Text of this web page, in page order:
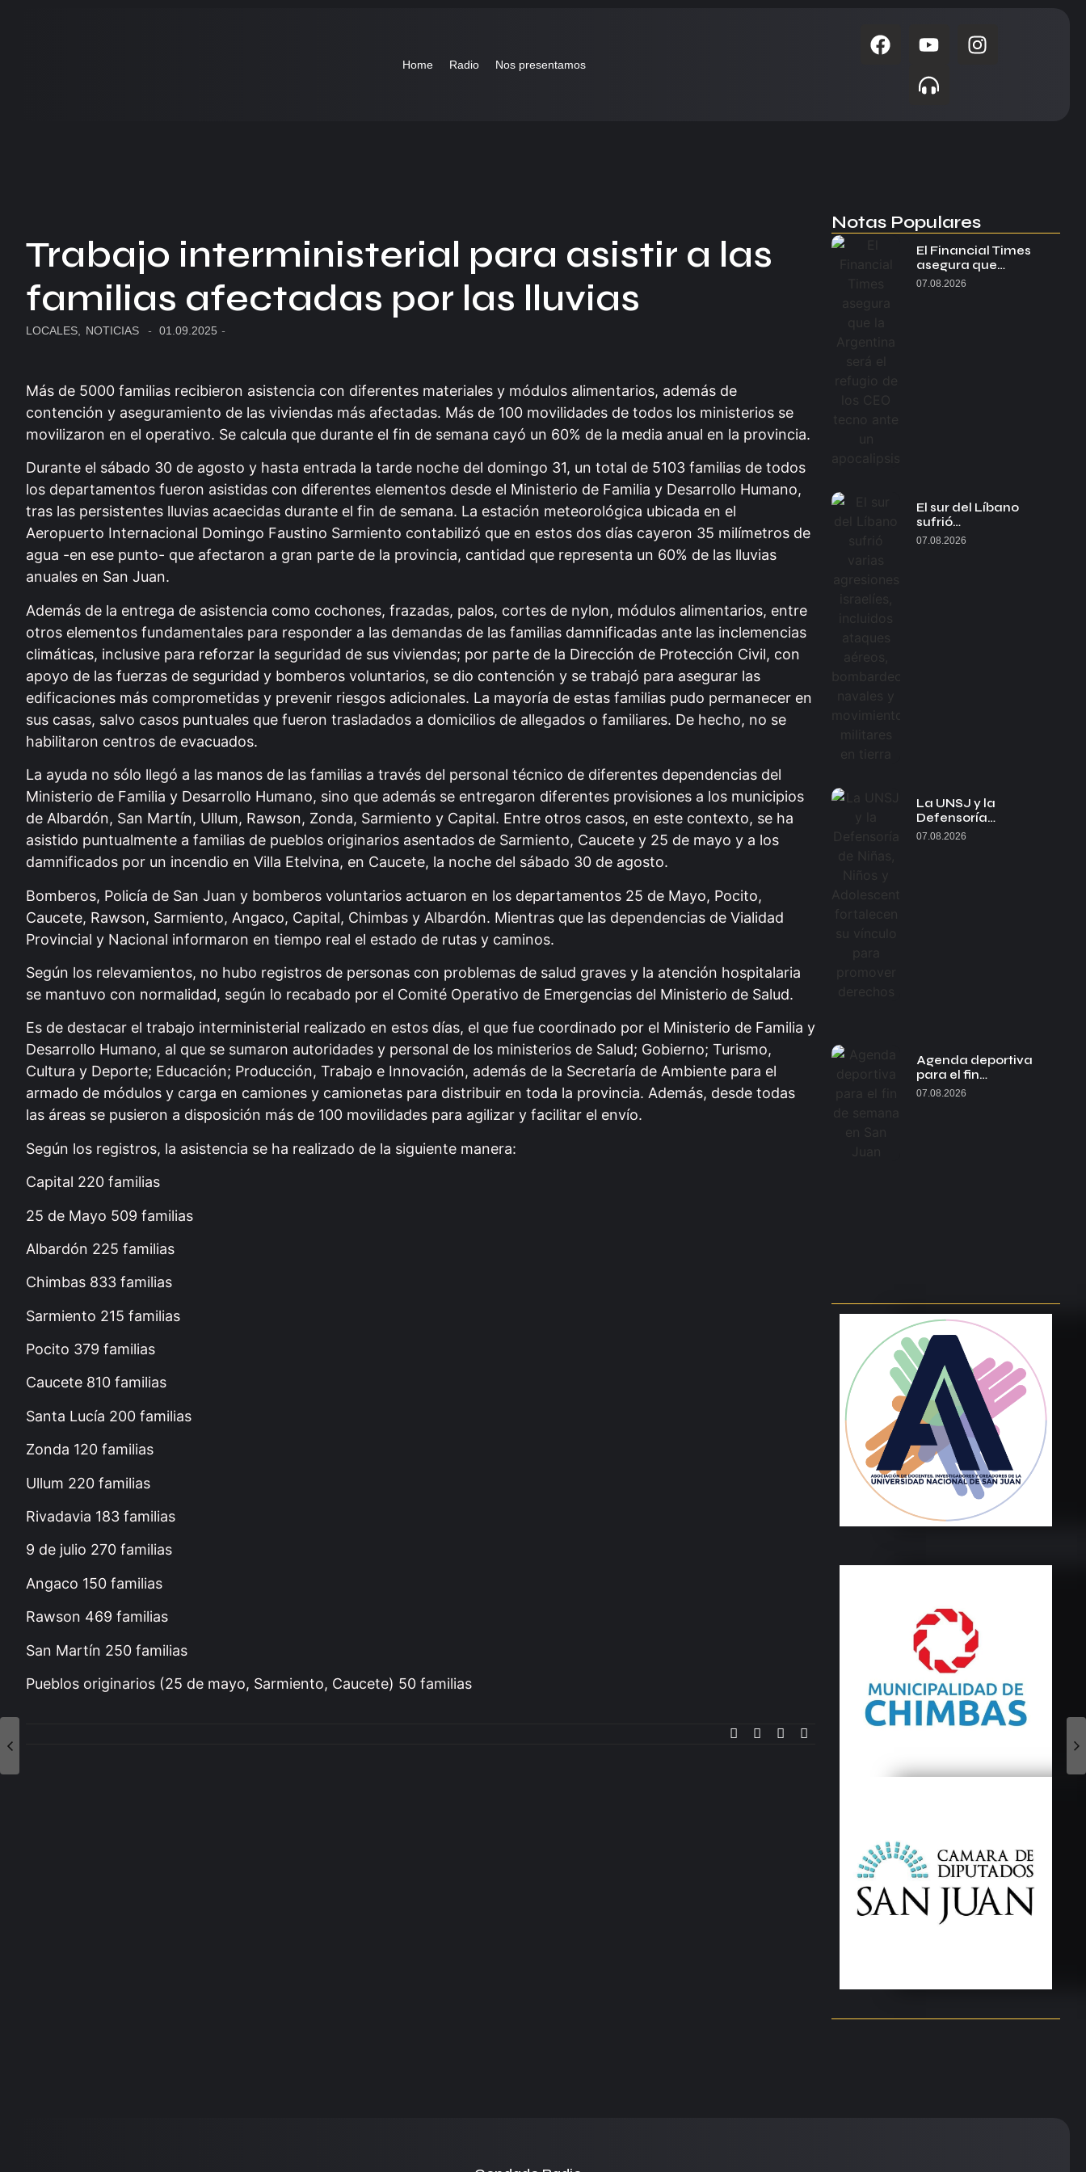
Home Radio Nos presentamos
Trabajo interministerial para asistir a las
familias afectadas por las lluvias
LOCALES NOTICIAS - 01.09.2025 -
Más de 5000 familias recibieron asistencia con diferentes materiales y módulos alimentarios, además de
contención y aseguramiento de las viviendas más afectadas. Más de 100 movilidades de todos los ministerios se
movilizaron en el operativo. Se calcula que durante el fin de semana cayó un 60% de la media anual en la provincia.
Durante el sábado 30 de agosto y hasta entrada la tarde noche del domingo 31, un total de 5103 familias de todos
los departamentos fueron asistidas con diferentes elementos desde el Ministerio de Familia y Desarrollo Humano,
tras las persistentes lluvias acaecidas durante el fin de semana. La estación meteorológica ubicada en el
Aeropuerto Internacional Domingo Faustino Sarmiento contabilizó que en estos dos días cayeron 35 milímetros de
agua -en ese punto- que afectaron a gran parte de la provincia, cantidad que representa un 60% de las lluvias
anuales en San Juan.
Además de la entrega de asistencia como cochones, frazadas, palos, cortes de nylon, módulos alimentarios, entre
otros elementos fundamentales para responder a las demandas de las familias damnificadas ante las inclemencias
climáticas, inclusive para reforzar la seguridad de sus viviendas; por parte de la Dirección de Protección Civil, con
apoyo de las fuerzas de seguridad y bomberos voluntarios, se dio contención y se trabajó para asegurar las
edificaciones más comprometidas y prevenir riesgos adicionales. La mayoría de estas familias pudo permanecer en
sus casas, salvo casos puntuales que fueron trasladados a domicilios de allegados o familiares. De hecho, no se
habilitaron centros de evacuados.
La ayuda no sólo llegó a las manos de las familias a través del personal técnico de diferentes dependencias del
Ministerio de Familia y Desarrollo Humano, sino que además se entregaron diferentes provisiones a los municipios
de Albardón, San Martín, Ullum, Rawson, Zonda, Sarmiento y Capital. Entre otros casos, en este contexto, se ha
asistido puntualmente a familias de pueblos originarios asentados de Sarmiento, Caucete y 25 de mayo y a los
damnificados por un incendio en Villa Etelvina, en Caucete, la noche del sábado 30 de agosto.
Bomberos, Policía de San Juan y bomberos voluntarios actuaron en los departamentos 25 de Mayo, Pocito,
Caucete, Rawson, Sarmiento, Angaco, Capital, Chimbas y Albardón. Mientras que las dependencias de Vialidad
Provincial y Nacional informaron en tiempo real el estado de rutas y caminos.
Según los relevamientos, no hubo registros de personas con problemas de salud graves y la atención hospitalaria
se mantuvo con normalidad, según lo recabado por el Comité Operativo de Emergencias del Ministerio de Salud.
Es de destacar el trabajo interministerial realizado en estos días, el que fue coordinado por el Ministerio de Familia y
Desarrollo Humano, al que se sumaron autoridades y personal de los ministerios de Salud; Gobierno; Turismo,
Cultura y Deporte; Educación; Producción, Trabajo e Innovación, además de la Secretaría de Ambiente para el
armado de módulos y carga en camiones y camionetas para distribuir en toda la provincia. Además, desde todas
las áreas se pusieron a disposición más de 100 movilidades para agilizar y facilitar el envío.
Según los registros, la asistencia se ha realizado de la siguiente manera:
Capital 220 familias
25 de Mayo 509 familias
Albardón 225 familias
Chimbas 833 familias
Sarmiento 215 familias
Pocito 379 familias
Caucete 810 familias
Santa Lucía 200 familias
Zonda 120 familias
Ullum 220 familias
Rivadavia 183 familias
9 de julio 270 familias
Angaco 150 familias
Rawson 469 familias
San Martín 250 familias
Pueblos originarios (25 de mayo, Sarmiento, Caucete) 50 familias
Notas Populares
El Financial Times
asegura que…
07.08.2026
El sur del Líbano
sufrió…
07.08.2026
La UNSJ y la
Defensoría…
07.08.2026
Agenda deportiva
para el fin…
07.08.2026